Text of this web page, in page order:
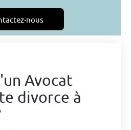
nous
Avocat
divorce à